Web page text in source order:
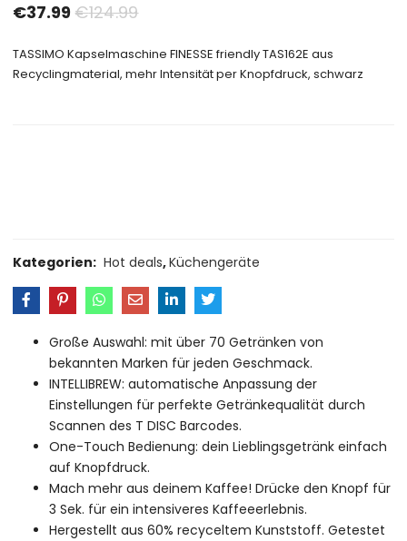
€37.99€124.99
TASSIMO Kapselmaschine FINESSE friendly TAS162E aus
Recyclingmaterial, mehr Intensität per Knopfdruck, schwarz
Kategorien: Hot deals,Küchengeräte
Große Auswahl: mit über 70 Getränken von
bekannten Marken für jeden Geschmack.
INTELLIBREW: automatische Anpassung der
Einstellungen für perfekte Getränkequalität durch
Scannen des T DISC Barcodes.
One-Touch Bedienung: dein Lieblingsgetränk einfach
auf Knopfdruck.
Mach mehr aus deinem Kaffee! Drücke den Knopf für
3 Sek. für ein intensiveres Kaffeeerlebnis.
Hergestellt aus 60% recyceltem Kunststoff. Getestet